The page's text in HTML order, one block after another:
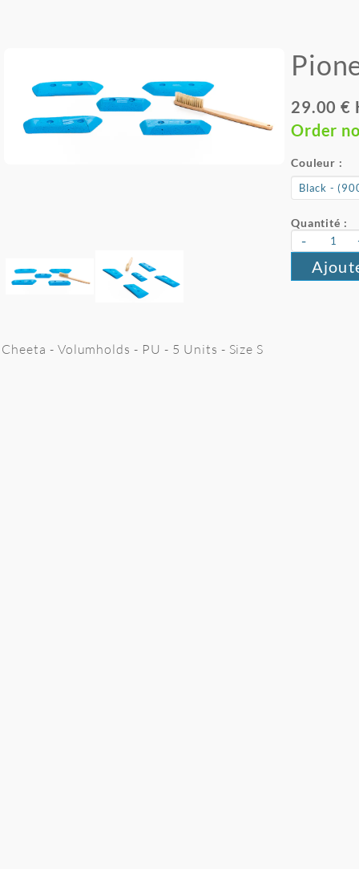
29.00 €
Order
Couleur :
Quantité :
-
Cheeta - Volumholds - PU - 5 Units - Size S